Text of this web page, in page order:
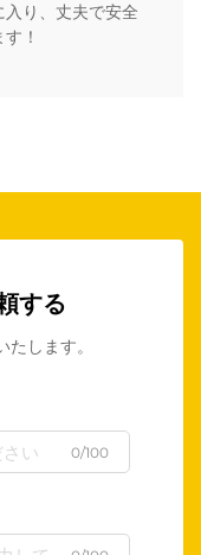
り、丈夫で安全
！
する
します。
0/100